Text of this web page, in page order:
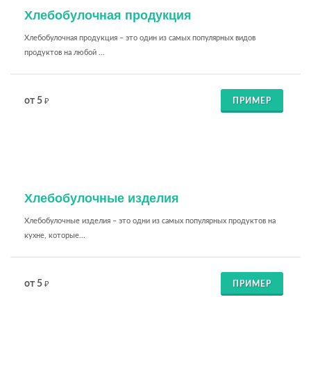
Хлебобулочная продукция
Хлебобулочная продукция – это один из самых популярных видов
продуктов на любой ...
от 5 ₽ ПРИМЕР
Хлебобулочные изделия
Хлебобулочные изделия – это одни из самых популярных продуктов на
кухне, которые...
от 5 ₽ ПРИМЕР